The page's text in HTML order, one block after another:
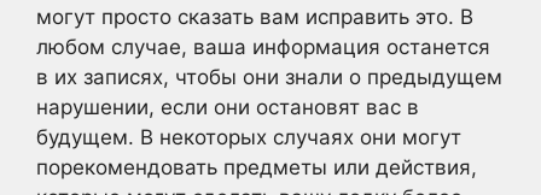
могут просто сказать вам исправить это. В
любом случае, ваша информация останется
в их записях, чтобы они знали о предыдущем
нарушении, если они остановят вас в
будущем. В некоторых случаях они могут
порекомендовать предметы или действия,